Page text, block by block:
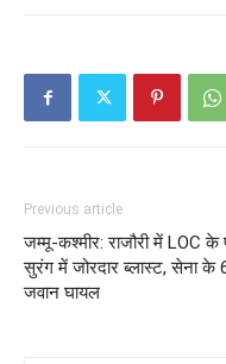
Previous article
जम्मू-कश्मीर: राजौरी में LOC के
सुरंग में जोरदार ब्लास्ट, सेना के
जवान घायल